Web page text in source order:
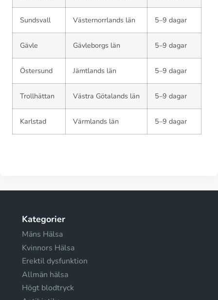
Sundsvall Västernorrlands län 5–9 dagar
Gävle Gävleborgs län 5–9 dagar
Östersund Jämtlands län 5–9 dagar
Trollhättan Västra Götalands län 5–9 dagar
Karlstad Värmlands län 5–9 dagar
Kategorier
Mäns Hälsa
Kvinnors Hälsa
Erektil dysfunktion
Allmän hälsa
Högt blodtryck